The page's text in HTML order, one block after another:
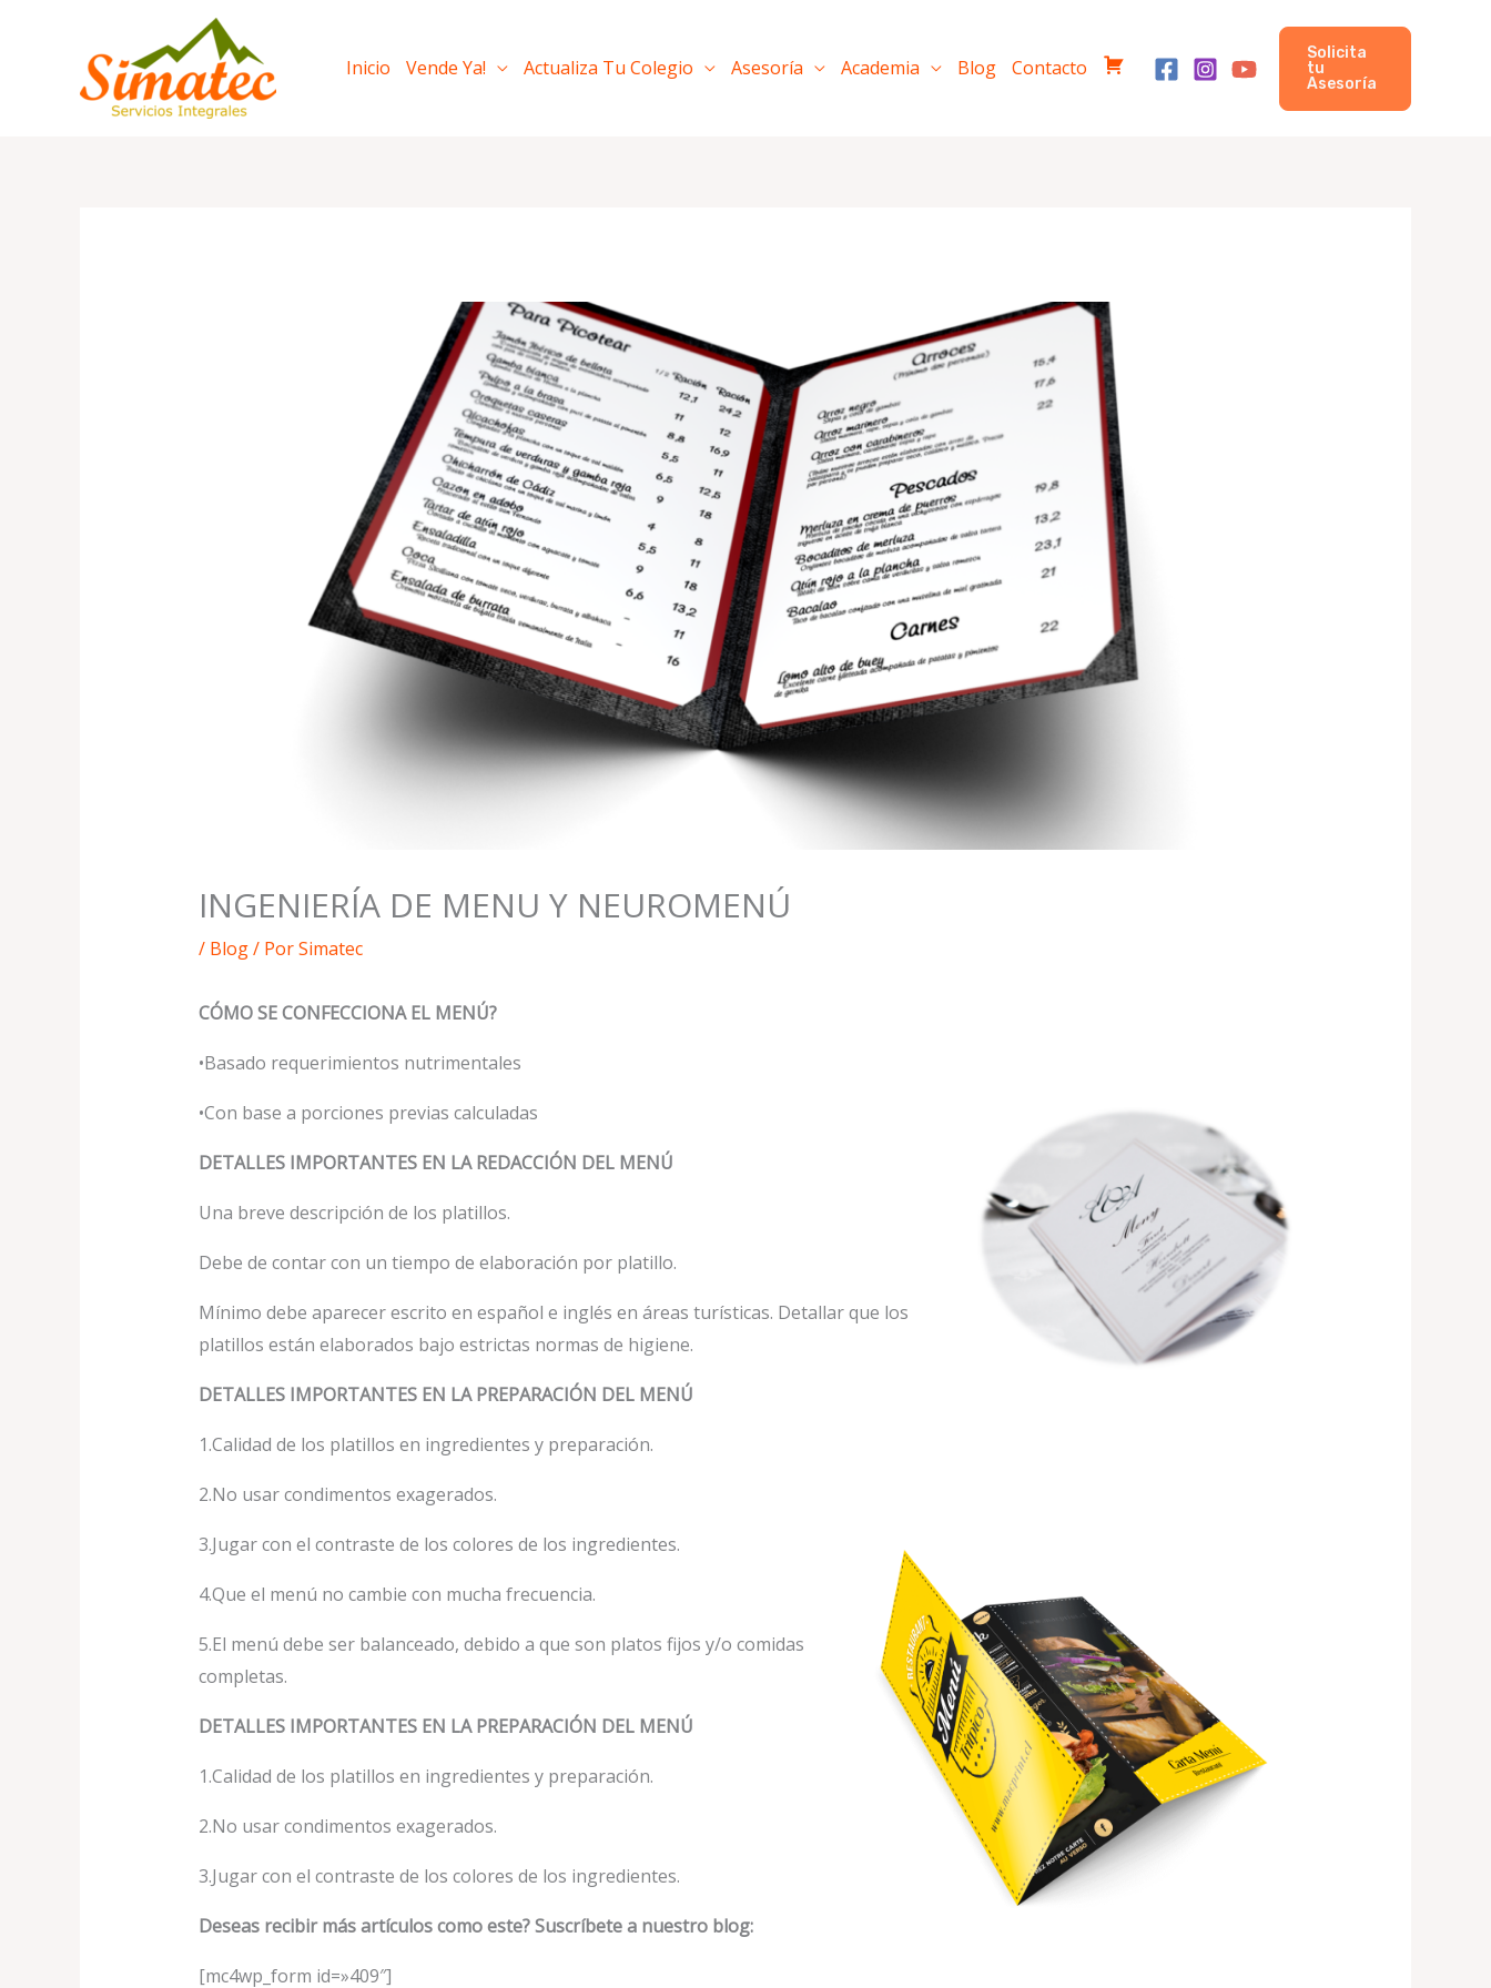
Inicio Vende Ya! Actualiza Tu Colegio Asesoría Academia Blog Contacto
C
Solicita
tu
Asesoría
INGENIERÍA DE MENU Y NEUROMENÚ
/ Blog/ PorSimatec
CÓMO SE CONFECCIONA EL MENÚ?
•Basado requerimientos nutrimentales
•Con base a porciones previas calculadas
DETALLES IMPORTANTES EN LA REDACCIÓN DEL MENÚ
Una breve descripción de los platillos.
Debe de contar con un tiempo de elaboración por platillo.
Mínimo debe aparecer escrito en español e inglés en áreas turísticas. Detallar que los
platillos están elaborados bajo estrictas normas de higiene.
DETALLES IMPORTANTES EN LA PREPARACIÓN DEL MENÚ
1.Calidad de los platillos en ingredientes y preparación.
2.No usar condimentos exagerados.
3.Jugar con el contraste de los colores de los ingredientes.
4.Que el menú no cambie con mucha frecuencia.
5.El menú debe ser balanceado, debido a que son platos fijos y/o comidas
completas.
DETALLES IMPORTANTES EN LA PREPARACIÓN DEL MENÚ
1.Calidad de los platillos en ingredientes y preparación.
2.No usar condimentos exagerados.
3.Jugar con el contraste de los colores de los ingredientes.
Deseas recibir más artículos como este? Suscríbete a nuestro blog:
[mc4wp_form id=»409″]